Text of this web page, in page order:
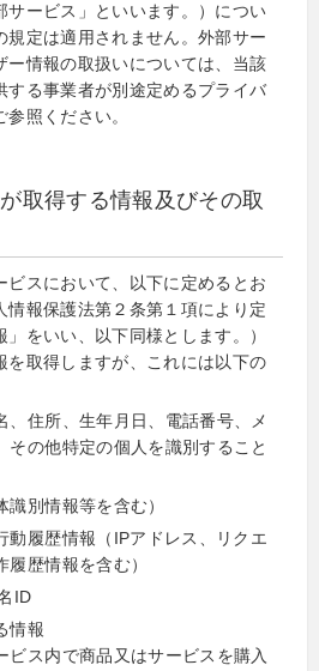
サービス」といいます。）につい
規定は適用されません。外部サー
ー情報の取扱いについては、当該
する事業者が別途定めるプライバ
照ください。
取得する情報及びその取
ビスにおいて、以下に定めるとお
情報保護法第２条第１項により定
をいい、以下同様とします。）
を取得しますが、これには以下の
、住所、生年月日、電話番号、メ
その他特定の個人を識別すること
識別情報等を含む）
動履歴情報（IPアドレス、リクエ
履歴情報を含む）
ID
情報
ビス内で商品又はサービスを購入